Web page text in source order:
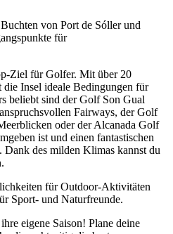
von Port de Sóller und
für
Ziel für Golfer. Mit über 20
die Insel ideale Bedingungen für
beliebt sind der Golf Son Gual
Fairways, der Golf
oder der Alcanada Golf
ist und einen fantastischen
des milden Klimas kannst du
für Outdoor-Aktivitäten
Sport- und Naturfreunde.
eigene Saison! Plane deine